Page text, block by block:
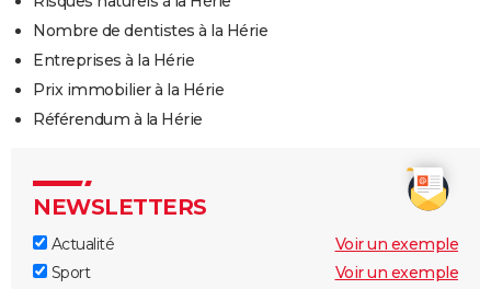
Nombre de dentistes à la Hérie
Entreprises à la Hérie
Prix immobilier à la Hérie
Référendum à la Hérie
NEWSLETTERS
Actualité
Voir un exemple
Sport
Voir un exemple